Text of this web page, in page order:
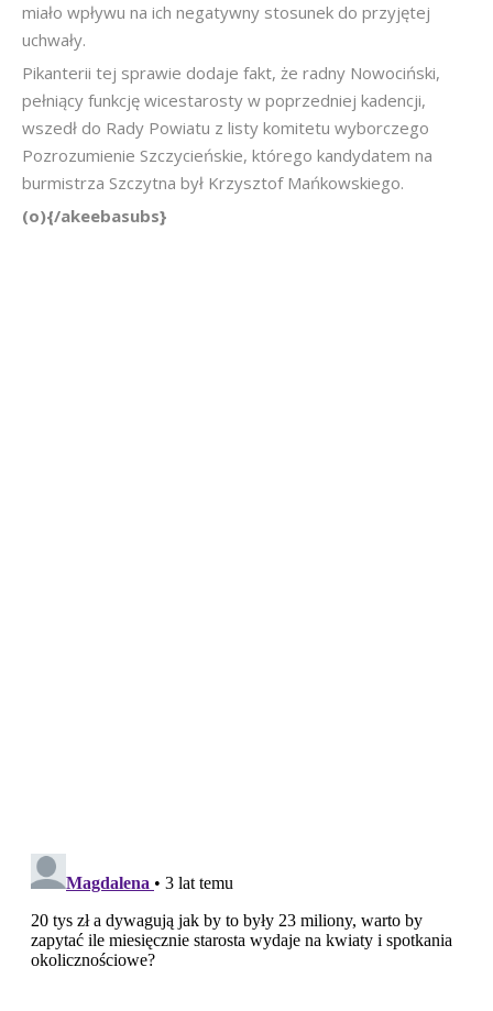
miało wpływu na ich negatywny stosunek do przyjętej
uchwały.
Pikanterii tej sprawie dodaje fakt, że radny Nowociński,
pełniący funkcję wicestarosty w poprzedniej kadencji,
wszedł do Rady Powiatu z listy komitetu wyborczego
Pozrozumienie Szczycieńskie, którego kandydatem na
burmistrza Szczytna był Krzysztof Mańkowskiego.
(o){/akeebasubs}